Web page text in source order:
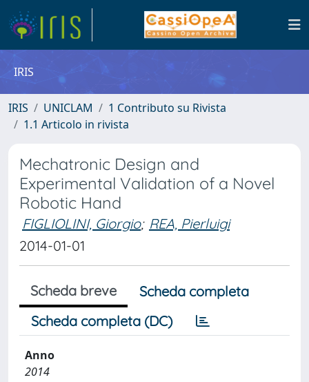
IRIS
IRIS UNICLAM
1 Contributo su Rivista
1.1 Articolo in rivista
Mechatronic Design and
Experimental Validation of a Novel
Robotic Hand
FIGLIOLINI, Giorgio; REA, Pierluigi
2014-01-01
Scheda breve
Scheda completa
Scheda completa (DC)
Anno
2014